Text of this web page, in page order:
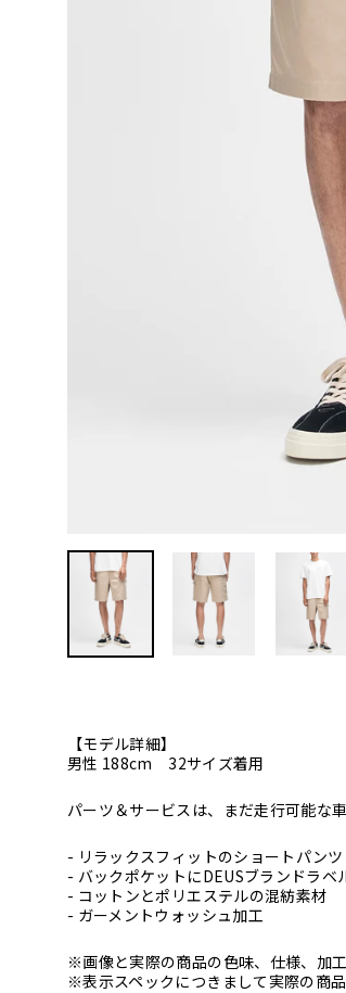
【モデル詳細】
男性 188cm 32サイズ着用
パーツ＆サービスは、まだ走行可能な
- リラックスフィットのショートパンツ
- バックポケットにDEUSブランドラベ
- コットンとポリエステルの混紡素材
- ガーメントウォッシュ加工
※画像と実際の商品の色味、仕様、加
※表示スペックにつきまして実際の商